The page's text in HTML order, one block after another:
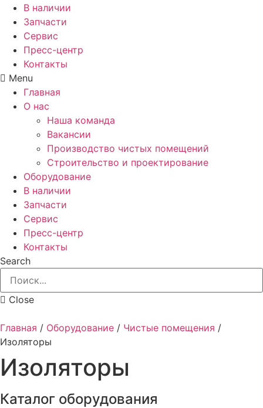
В наличии
Запчасти
Сервис
Пресс-центр
Контакты
Menu
Главная
О нас
Наша команда
Вакансии
Производство чистых помещений
Строительство и проектирование
Оборудование
В наличии
Запчасти
Сервис
Пресс-центр
Контакты
Search
Close
Главная / Оборудование / Чистые помещения /
Изоляторы
Изоляторы
Каталог оборудования